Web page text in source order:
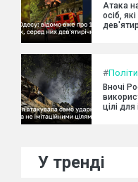
Атака
осіб,
#
Вночі
цілі для
У тренді